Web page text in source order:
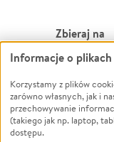
Zbieraj na
Leczenie
Zwierzęta
Pożar
Ukraina
Informacje o
Korzystamy z plików
zarówno własnych, jak i
przechowywanie
(takiego jak np. laptop,
dostępu.